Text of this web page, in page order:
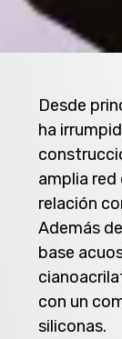
Desde
ha
amplia
relación
Además
base
con un
siliconas.